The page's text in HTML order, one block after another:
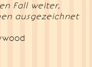
Fall weiter,
ausgezeichnet